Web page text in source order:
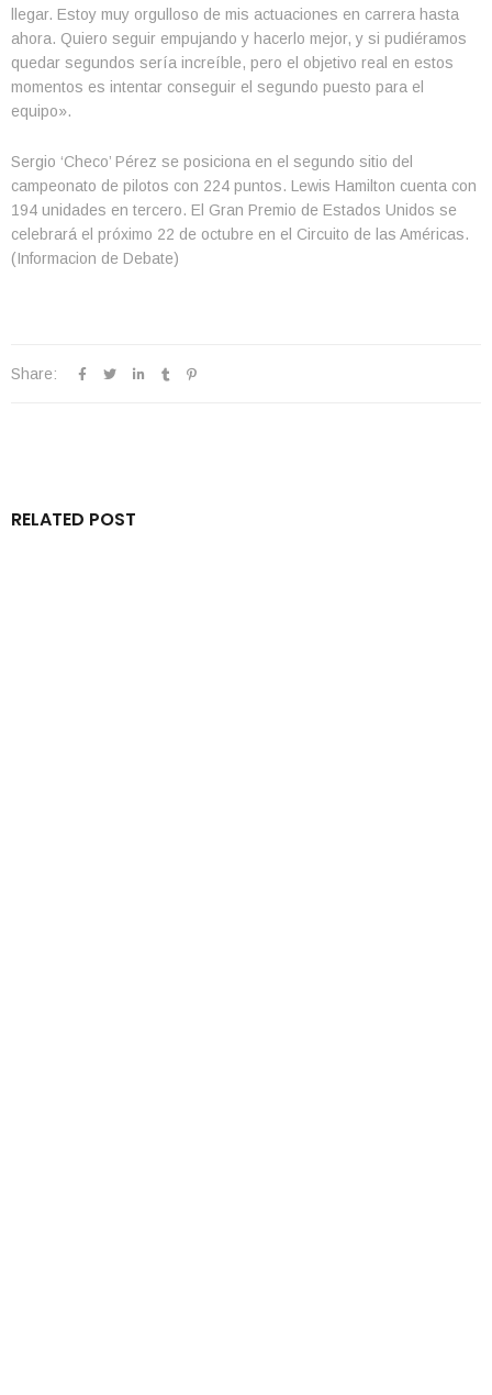
llegar. Estoy muy orgulloso de mis actuaciones en carrera hasta
ahora. Quiero seguir empujando y hacerlo mejor, y si pudiéramos
quedar segundos sería increíble, pero el objetivo real en estos
momentos es intentar conseguir el segundo puesto para el
equipo».
Sergio ‘Checo’ Pérez se posiciona en el segundo sitio del
campeonato de pilotos con 224 puntos. Lewis Hamilton cuenta con
194 unidades en tercero. El Gran Premio de Estados Unidos se
celebrará el próximo 22 de octubre en el Circuito de las Américas.
(Informacion de Debate)
Share:
RELATED POST